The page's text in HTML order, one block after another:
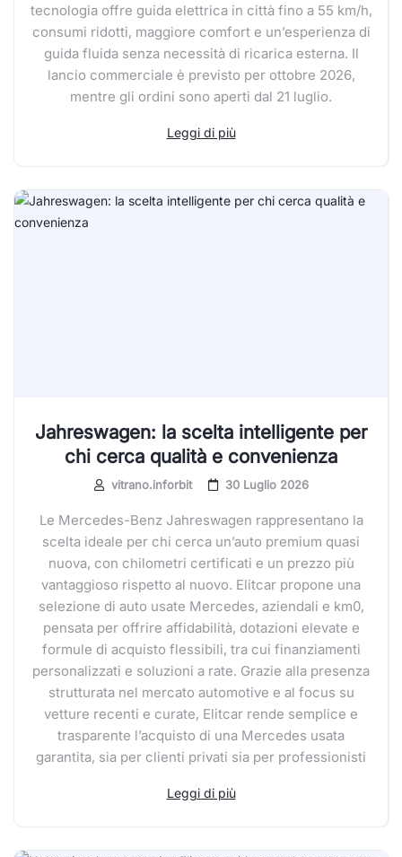
tecnologia offre guida elettrica in città fino a 55 km/h,
consumi ridotti, maggiore comfort e un’esperienza di
guida fluida senza necessità di ricarica esterna. Il
lancio commerciale è previsto per ottobre 2026,
mentre gli ordini sono aperti dal 21 luglio.
Leggi di più
Jahreswagen: la scelta intelligente per
chi cerca qualità e convenienza
vitrano.inforbit 30 Luglio 2026
Le Mercedes-Benz Jahreswagen rappresentano la
scelta ideale per chi cerca un’auto premium quasi
nuova, con chilometri certificati e un prezzo più
vantaggioso rispetto al nuovo. Elitcar propone una
selezione di auto usate Mercedes, aziendali e km0,
pensata per offrire affidabilità, dotazioni elevate e
formule di acquisto flessibili, tra cui finanziamenti
personalizzati e soluzioni a rate. Grazie alla presenza
strutturata nel mercato automotive e al focus su
vetture recenti e curate, Elitcar rende semplice e
trasparente l’acquisto di una Mercedes usata
garantita, sia per clienti privati sia per professionisti
Leggi di più